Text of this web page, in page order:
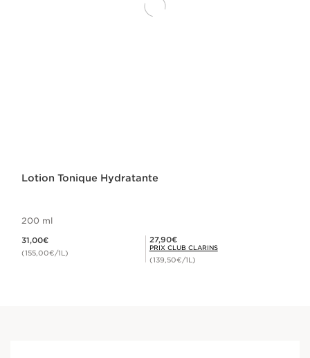
Lotion Tonique Hydratante
200 ml
31,00€
(155,00€/1L)
Prix Club Clarins 27,90€
27,90€
PRIX CLUB CLARINS
(139,50€/1L)